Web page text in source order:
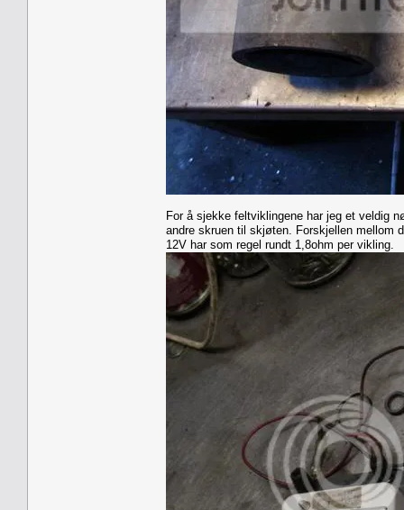
For å sjekke feltviklingene har jeg et veldig
andre skruen til skjøten. Forskjellen mellom
12V har som regel rundt 1,8ohm per vikling.